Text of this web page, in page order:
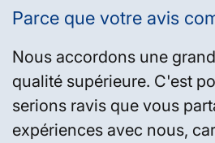
Parce que votre avis
Nous accordons une
qualité supérieure. C'est
serions ravis que vous
expériences avec nous,